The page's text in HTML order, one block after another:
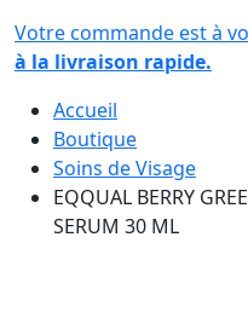
Votre commande est à
à la livraison rapide.
Accueil
Boutique
Soins de Visage
EQQUAL BERRY
SERUM 30 ML